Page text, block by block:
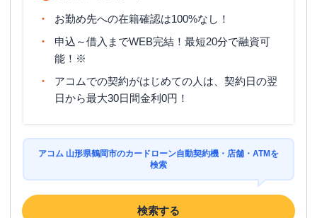
お勤め先への在籍確認は100%なし！
申込～借入までWEB完結！最短20分で融資可
能！※
アコムでの契約がはじめての人は、契約日の翌
日から最大30日間金利0円！
アコム 山形県鶴岡市のカードローン自動契約機・店舗・ATMを
検索
検索する